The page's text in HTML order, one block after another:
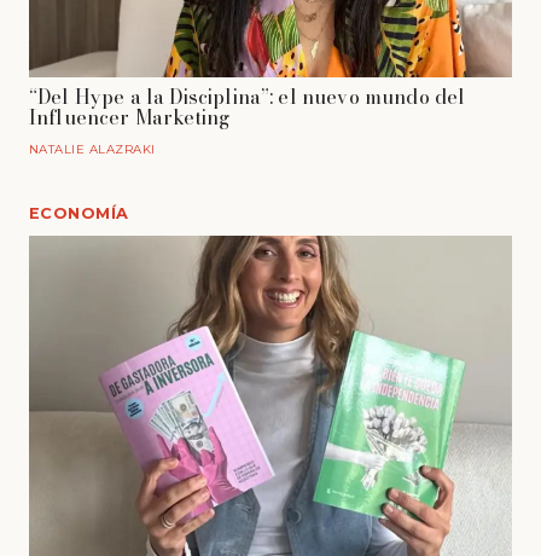
“Del Hype a la Disciplina”: el nuevo mundo del
Influencer Marketing
NATALIE ALAZRAKI
ECONOMÍA